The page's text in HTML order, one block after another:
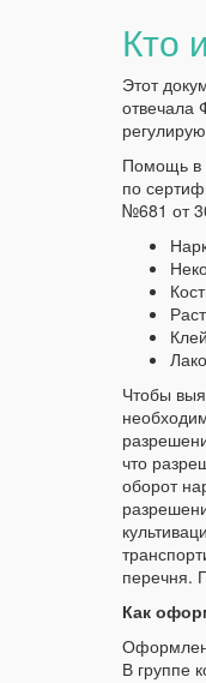
Кто
Этот
отвечала
Помощь в
по
№681 от
Чтобы
что
оборот
перечня.
Как
В группе